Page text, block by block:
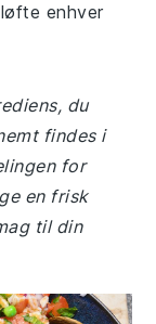
enhver
du
findes i
for
en frisk
til din